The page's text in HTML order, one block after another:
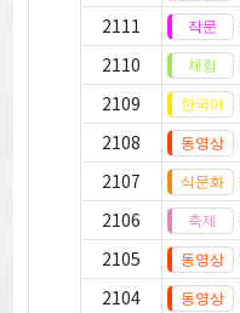
2111
2110
2109
2108
2107
2106
2105
2104